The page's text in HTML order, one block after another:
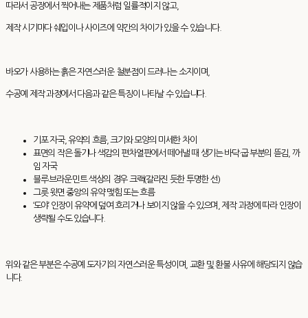
따라서 공장에서 찍어내는 제품처럼 일률적이지 않고,
제작 시기마다 쉐입이나 사이즈에 약간의 차이가 있을 수 있습니다.
바오가 사용하는 흙은 자연스러운 철분점이 드러나는 소지이며,
수공예 제작 과정에서 다음과 같은 특징이 나타날 수 있습니다.
기포 자국, 유약의 흐름, 크기와 모양의 미세한 차이
표면의 작은 돌기나 색감의 편차열판에서 떼어낼 때 생기는 바닥·굽 부분의 뜯김, 까
임 자국
블루·브라운·민트 색상의 경우 크랙(갈라진 듯한 투명한 선)
그릇 윗면 중앙의 유약 맺힘 또는 흐름
‘도야’ 인장이 유약에 덮여 흐리거나 보이지 않을 수 있으며, 제작 과정에 따라 인장이
생략될 수도 있습니다.
위와 같은 부분은 수공예 도자기의 자연스러운 특성이며, 교환 및 환불 사유에 해당되지 않습
니다.